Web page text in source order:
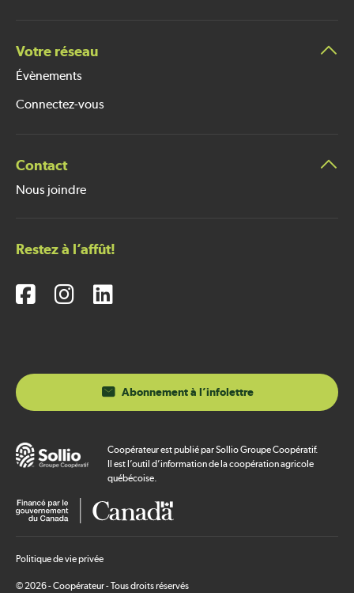
Votre réseau
Évènements
Connectez-vous
Contact
Nous joindre
Restez à l’affût!
Abonnement à l’infolettre
Coopérateur est publié par Sollio Groupe Coopératif.
Il est l’outil d’information de la coopération agricole
québécoise.
Footer
legal
Politique de vie privée
© 2026 - Coopérateur - Tous droits réservés